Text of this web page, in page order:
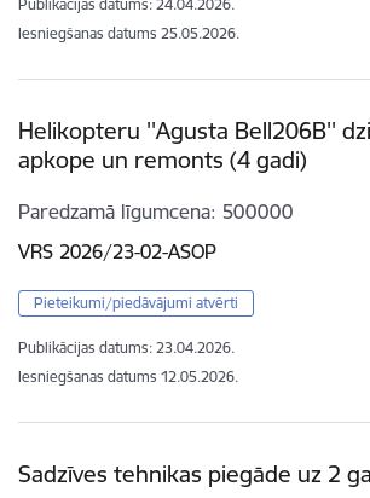
Publikācijas datums: 24.04.2026.
Iesniegšanas datums 25.05.2026.
Helikopteru ''Agusta Bell206B''
apkope un remonts (4 gadi)
Paredzamā līgumcena 500000
VRS 2026/23-02-ASOP
Pieteikumi/piedāvājumi atvērti
Publikācijas datums: 23.04.2026.
Iesniegšanas datums 12.05.2026.
Sadzīves tehnikas piegāde uz 2